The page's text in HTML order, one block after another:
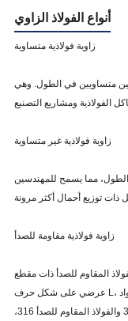
/1/4
L 2 x 1-1/2 x 1/8
/1/4
/1/4
/5/16
/3/8
/5/16
أنواع الفولاذ الزاوي
زاوية فولاذية متساوية
متساويين في الطول. وهي
زاوية فولاذية غير متساوية
الطول، مما يسمح للمهندسين
زاوية فولاذية مقاومة للصدأ
المقاوم للصدأ ذات مقطع
عرضي على شكل حرف L، وضلعان متعامدان بزاوية 90 درجة. تُصنع عادةً من مواد
الفولاذ المقاوم للصدأ مثل الفولاذ المقاوم للصدأ 304 والفولاذ المقاوم للصدأ 316،